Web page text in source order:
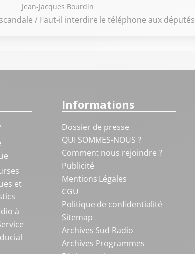
Jean-Jacques Bourdin
/ Faut-il interdire le téléphone aux députés
et
à
Informations
Dossier de presse
QUI SOMMES-NOUS ?
Comment nous rejoindre ?
Publicité
Mentions Légales
CGU
Politique de confidentialité
Sitemap
Archives Sud Radio
Archives Programmes